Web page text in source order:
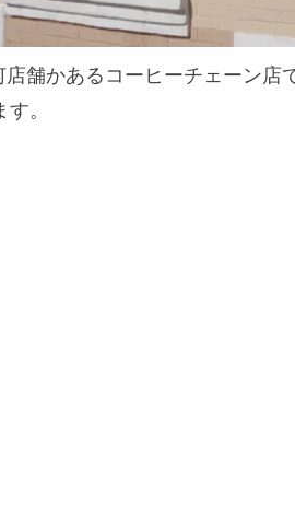
舗かあるコーヒーチェーン店
。